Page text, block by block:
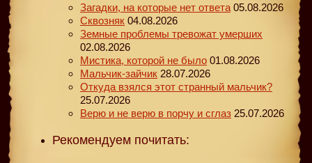
Загадки, на которые нет ответа 05.08.2026
Сквозняк 04.08.2026
Земные проблемы тревожат умерших
02.08.2026
Мистика, которой не было 01.08.2026
Мальчик-зайчик 28.07.2026
Откуда взялся этот странный мальчик?
25.07.2026
Верю и не верю в порчу и сглаз 25.07.2026
Рекомендуем почитать: